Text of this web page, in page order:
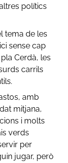
polítics
tema de les
sense cap
Cerdà, les
carrils
amb
mitjana,
i molts
verds
per
jugar, però